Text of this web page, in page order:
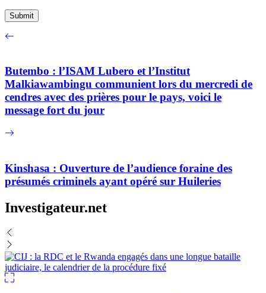
Butembo : l’ISAM Lubero et l’Institut
Malkiawambingu communient lors du mercredi de
cendres avec des prières pour le pays, voici le
message fort du jour
Kinshasa : Ouverture de l’audience foraine des
présumés criminels ayant opéré sur Huileries
Investigateur.net